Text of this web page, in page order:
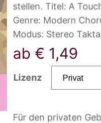
stellen. Titel: A
Genre: Modern
Modus: Stereo
ab € 1,49
Lizenz
Für den privaten